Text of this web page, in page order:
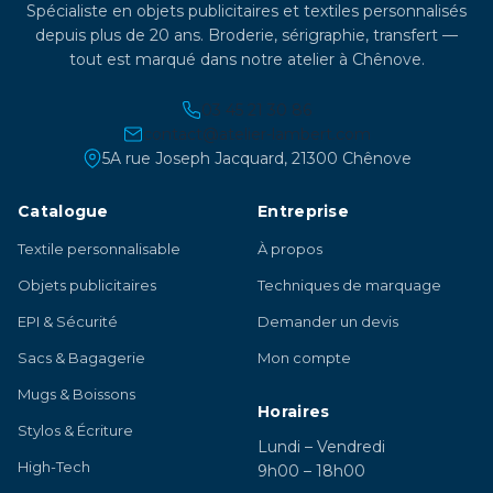
Spécialiste en objets publicitaires et textiles personnalisés
depuis plus de 20 ans. Broderie, sérigraphie, transfert —
tout est marqué dans notre atelier à Chênove.
03 45 21 30 86
contact@atelier-lambert.com
5A rue Joseph Jacquard, 21300 Chênove
Catalogue
Textile personnalisable
Objets publicitaires
EPI & Sécurité
Sacs & Bagagerie
Mugs & Boissons
Stylos & Écriture
High-Tech
Entreprise
À propos
Techniques de marquage
Demander un devis
Mon compte
Horaires
Lundi – Vendredi
9h00 – 18h00